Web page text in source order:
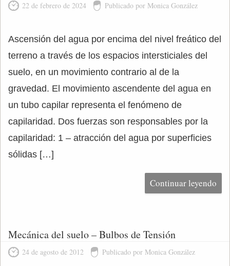
22 de febrero de 2024 Publicado por Monica González
Ascensión del agua por encima del nivel freático del
terreno a través de los espacios intersticiales del
suelo, en un movimiento contrario al de la
gravedad. El movimiento ascendente del agua en
un tubo capilar representa el fenómeno de
capilaridad. Dos fuerzas son responsables por la
capilaridad: 1 – atracción del agua por superficies
sólidas […]
Continuar leyendo
Mecánica del suelo – Bulbos de Tensión
24 de agosto de 2012 Publicado por Monica González